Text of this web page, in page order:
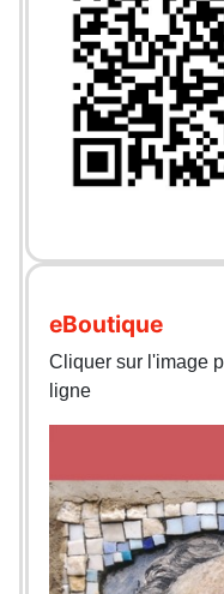
eBoutique
Cliquer sur l'image
ligne